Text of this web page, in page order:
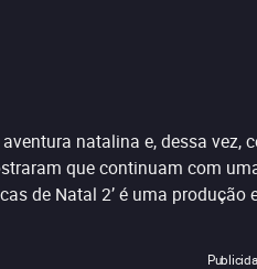
natalina e, dessa
que continuam com
de Natal 2’ é uma